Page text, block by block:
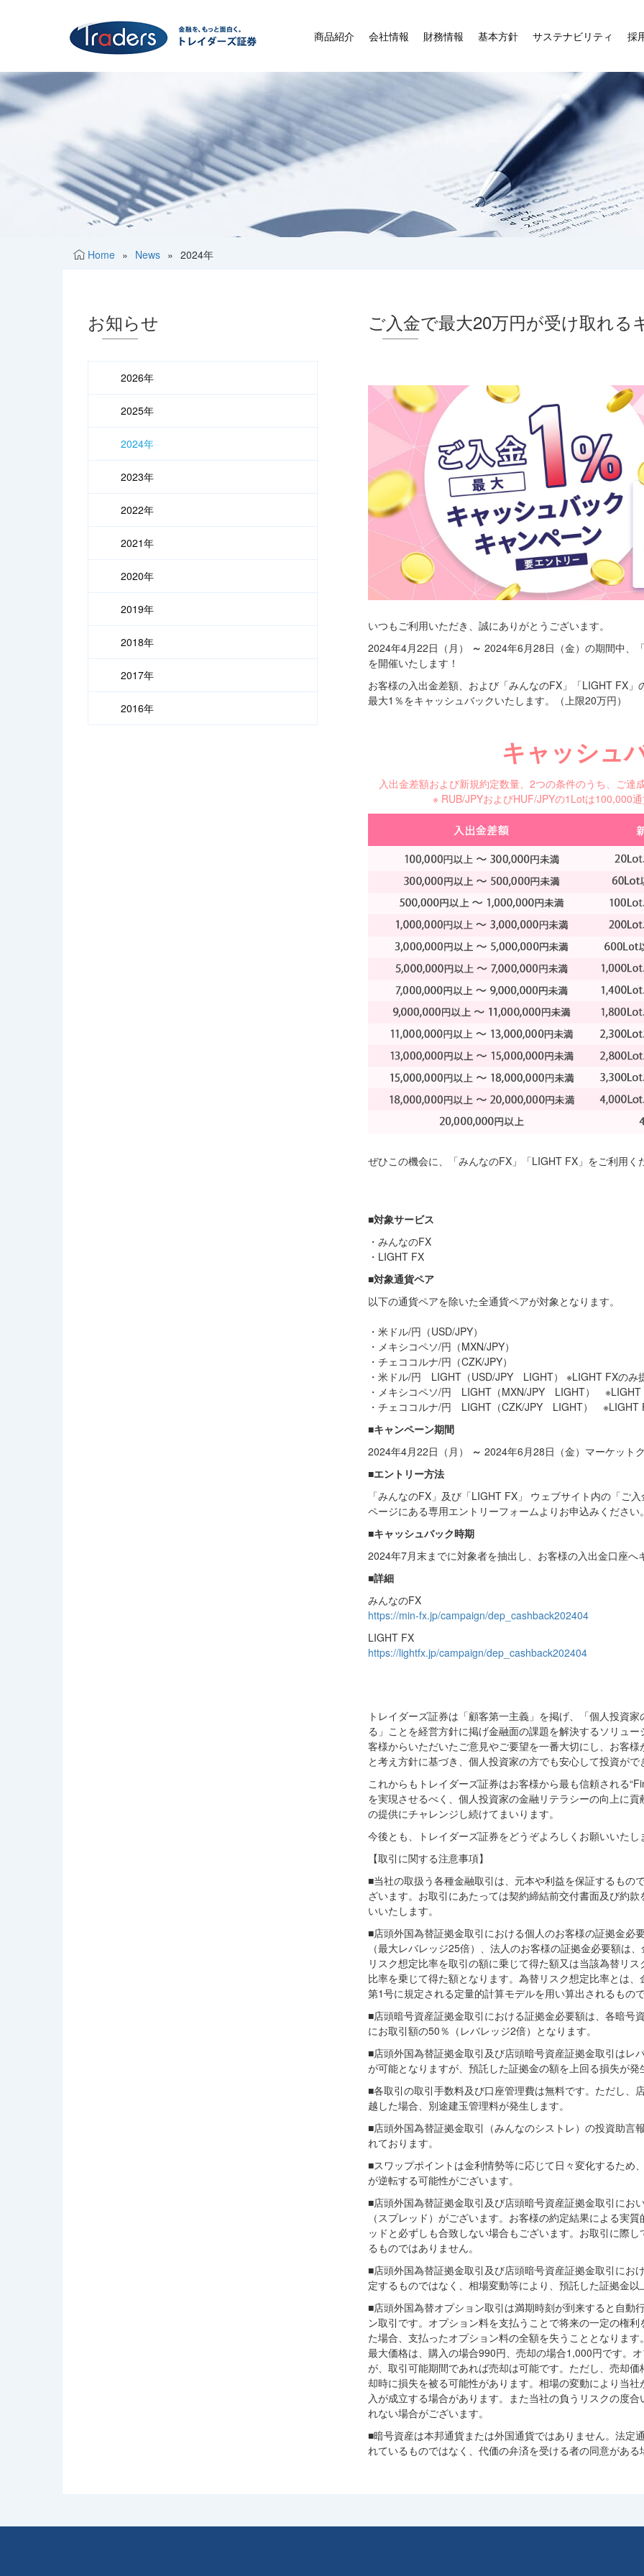
商品紹介 会社情報 財務情報 基本方針 サステナビリティ 採
Home » News » 2024年
ご入金で最大20万円が受け取れ
いつもご利用いただき、誠にありがとうございます。
2024年4月22日（月）
～ 2024年6月28日（金）の期間中、
を開催いたします！
お客様の入出金差額、および「みんなのFX」「LIGHT FX
最大1％をキャッシュバックいたします。（上限20万円）
キャッシュ
入出金差額および新規約定数量、2つの条件のうち、ご
※ RUB/JPYおよびHUF/JPYの1Lotは100,000
ぜひこの機会に、「みんなのFX」「LIGHT FX」をご利用く
■対象サービス
・みんなのFX
・LIGHT FX
■対象通貨ペア
以下の通貨ペアを除いた全通貨ペアが対象となります。
・米ドル/円（USD/JPY）
・メキシコペソ/円（MXN/JPY）
・チェココルナ/円（CZK/JPY）
・米ドル/円 LIGHT（USD/JPY LIGHT） ※LIGHT FXのみ
・メキシコペソ/円 LIGHT（MXN/JPY LIGHT） ※LIGHT
・チェココルナ/円 LIGHT（CZK/JPY LIGHT） ※LIGHT
■キャンペーン期間
2024年4月22日（月）
～ 2024年6月28日（金）マーケット
■エントリー方法
「みんなのFX」及び「LIGHT FX」 ウェブサイト内の「ご
ページにある専用エントリーフォームよりお申込みください
■キャッシュバック時期
2024年7月末までに対象者を抽出し、お客様の入出金口座へ
■詳細
みんなのFX
https://min-fx.jp/campaign/dep_cashback202404
LIGHT FX
https://lightfx.jp/campaign/dep_cashback202404
トレイダーズ証券は「顧客第一主義」を掲げ、「個人投資
る」ことを経営方針に掲げ金融面の課題を解決するソリュ
客様からいただいたご意見やご要望を一番大切にし、お客
と考え方針に基づき、個人投資家の方でも安心して投資が
これからもトレイダーズ証券はお客様から最も信頼される
を実現させるべく、個人投資家の金融リテラシーの向上に
の提供にチャレンジし続けてまいります。
今後とも、トレイダーズ証券をどうぞよろしくお願いいたし
【取引に関する注意事項】
■当社の取扱う各種金融取引は、元本や利益を保証するもの
ざいます。お取引にあたっては契約締結前交付書面及び約
いいたします。
■店頭外国為替証拠金取引における個人のお客様の証拠金必
（最大レバレッジ25倍）、法人のお客様の証拠金必要額は
リスク想定比率を取引の額に乗じて得た額又は当該為替リ
比率を乗じて得た額となります。為替リスク想定比率とは
第1号に規定される定量的計算モデルを用い算出されるもの
■店頭暗号資産証拠金取引における証拠金必要額は、各暗号
にお取引額の50％（レバレッジ2倍）となります。
■店頭外国為替証拠金取引及び店頭暗号資産証拠金取引はレ
が可能となりますが、預託した証拠金の額を上回る損失が
■各取引の取引手数料及び口座管理費は無料です。ただし、
越した場合、別途建玉管理料が発生します。
■店頭外国為替証拠金取引（みんなのシストレ）の投資助言
れております。
■スワップポイントは金利情勢等に応じて日々変化するため
が逆転する可能性がございます。
■店頭外国為替証拠金取引及び店頭暗号資産証拠金取引にお
（スプレッド）がございます。お客様の約定結果による実
ッドと必ずしも合致しない場合もございます。お取引に際
るものではありません。
■店頭外国為替証拠金取引及び店頭暗号資産証拠金取引にお
定するものではなく、相場変動等により、預託した証拠金
■店頭外国為替オプション取引は満期時刻が到来すると自動
ン取引です。オプション料を支払うことで将来の一定の権
た場合、支払ったオプション料の全額を失うこととなりま
最大価格は、購入の場合990円、売却の場合1,000円です。
が、取引可能期間であれば売却は可能です。ただし、売却
却時に損失を被る可能性があります。相場の変動により当
入が成立する場合があります。また当社の負うリスクの度
れない場合がございます。
■暗号資産は本邦通貨または外国通貨ではありません。法定
れているものではなく、代価の弁済を受ける者の同意があ
お知らせ
2026年
2025年
2024年
2023年
2022年
2021年
2020年
2019年
2018年
2017年
2016年